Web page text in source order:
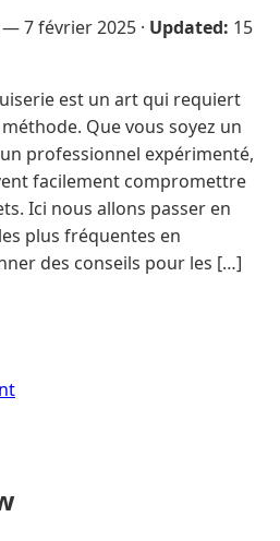
—7 février 2025 · Updated: 15
est un art qui requiert
Que vous soyez un
professionnel expérimenté,
facilement compromettre
Ici nous allons passer en
plus fréquentes en
des conseils pour les […]